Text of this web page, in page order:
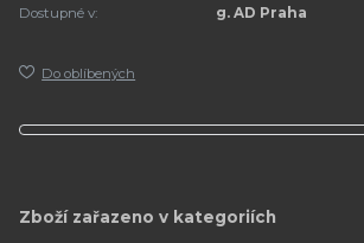
Dostupné v:
g. AD Praha
Do oblíbených
Zboží zařazeno v kategoriích